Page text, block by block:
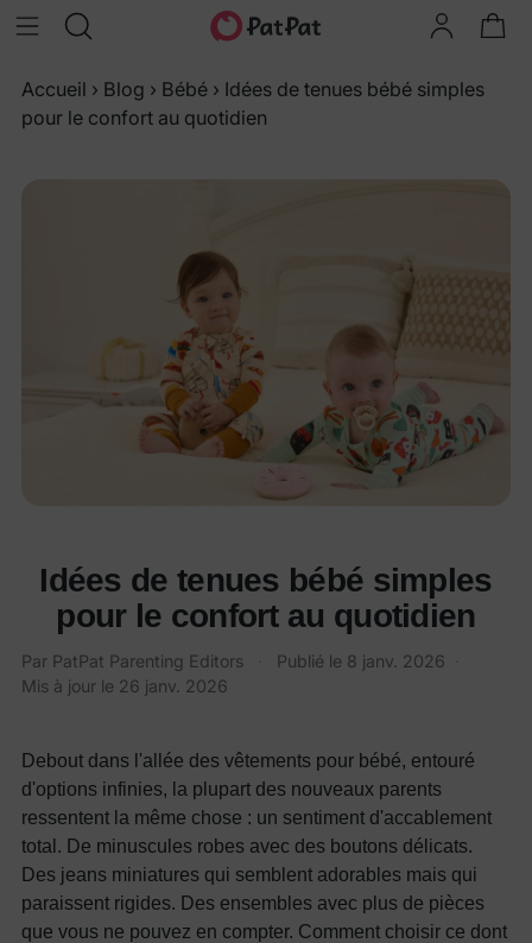
Accueil › Blog › Bébé › Idées de tenues bébé simples
pour le confort au quotidien
Idées de tenues bébé simples
pour le confort au quotidien
Par PatPat Parenting Editors Publié le 8 janv. 2026
Mis à jour le 26 janv. 2026
Debout dans l'allée des vêtements pour bébé, entouré
d'options infinies, la plupart des nouveaux parents
ressentent la même chose : un sentiment d'accablement
total. De minuscules robes avec des boutons délicats.
Des jeans miniatures qui semblent adorables mais qui
paraissent rigides. Des ensembles avec plus de pièces
que vous ne pouvez en compter. Comment choisir ce dont